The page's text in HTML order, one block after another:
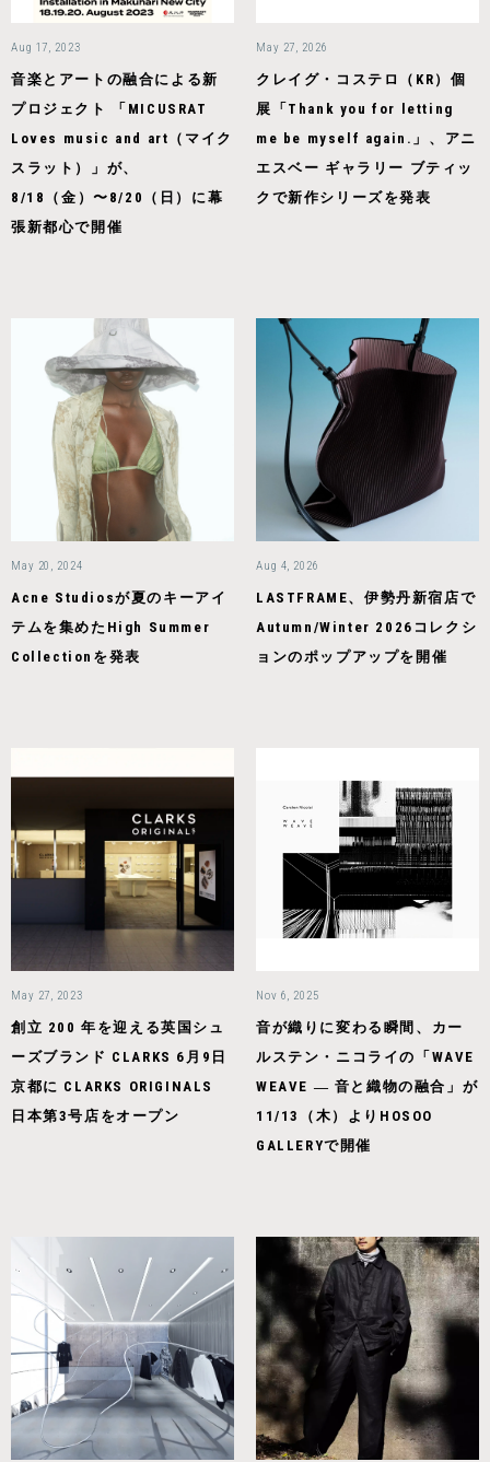
Aug 17, 2023
音楽とアートの融合による新
プロジェクト 「MICUSRAT
Loves music and art（マイク
スラット）」が、
8/18（金）〜8/20（日）に幕
張新都心で開催
May 27, 2026
クレイグ・コステロ（KR）個
展「Thank you for letting
me be myself again.」、アニ
エスベー ギャラリー ブティッ
クで新作シリーズを発表
May 20, 2024
Acne Studiosが夏のキーアイ
テムを集めたHigh Summer
Collectionを発表
Aug 4, 2026
LASTFRAME、伊勢丹新宿店で
Autumn/Winter 2026コレクシ
ョンのポップアップを開催
May 27, 2023
創立 200 年を迎える英国シュ
ーズブランド CLARKS 6月9日
京都に CLARKS ORIGINALS
日本第3号店をオープン
Nov 6, 2025
音が織りに変わる瞬間、カー
ルステン・ニコライの「WAVE
WEAVE ― 音と織物の融合」が
11/13（木）よりHOSOO
GALLERYで開催